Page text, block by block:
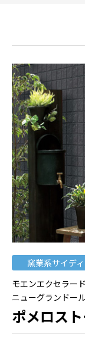
窯業系サイデ
モエンエクセラー
ニューグランドー
ポメロス